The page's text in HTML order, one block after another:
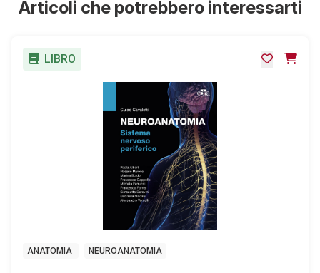
Articoli che potrebbero interessarti
LIBRO
ANATOMIA NEUROANATOMIA